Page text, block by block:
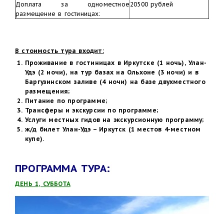
Доплата за одноместное
размещение в гостиницах:
20500 рублей
В стоимость тура входит:
Проживание в гостиницах в Иркутске (1 ночь), Улан-
Удэ (2 ночи), на тур базах на Ольхоне (3 ночи) и в
Баргузинском заливе (4 ночи) на базе двухместного
размещения;
Питание по программе;
Трансферы и экскурсии по программе;
Услуги местных гидов на экскурсионную программу;
ж/д билет Улан-Удэ – Иркутск (1 местов 4-местном
купе).
ПРОГРАММА ТУРА:
ДЕНЬ 1, СУББОТА